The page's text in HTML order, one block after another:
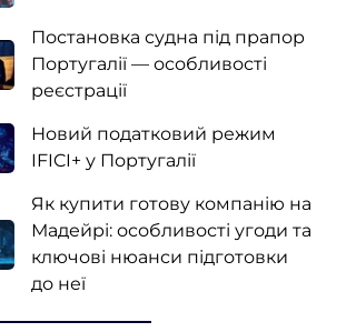
Постановка судна під прапор
Португалії — особливості
реєстрації
Новий податковий режим
IFICI+ у Португалії
Як купити готову компанію на
Мадейрі: особливості угоди та
ключові нюанси підготовки
до неї